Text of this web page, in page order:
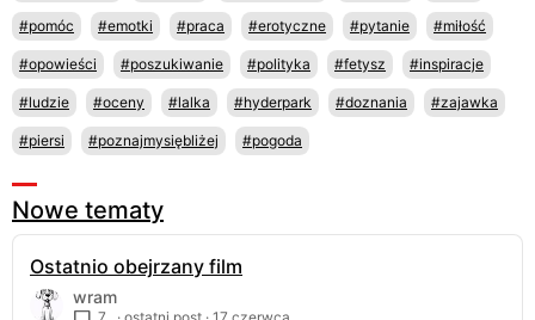
#pomóc #emotki #praca #erotyczne #pytanie #miłość
#opowieści #poszukiwanie #polityka #fetysz #inspiracje
#ludzie #oceny #lalka #hyderpark #doznania #zajawka
#piersi #poznajmysiębliżej #pogoda
Nowe tematy
Ostatnio obejrzany film
wram